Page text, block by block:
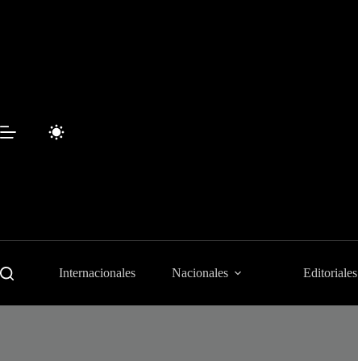
Internacionales Nacionales Editoriales